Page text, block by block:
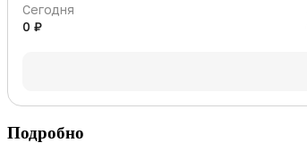
Сегодня
0 ₽
Подробно